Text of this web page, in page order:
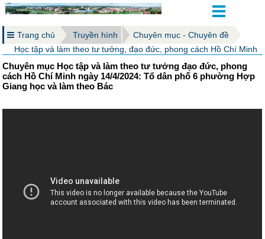
Trang chủ Truyền hình
Chuyên mục - Chuyên đề
Học tập và làm theo tư tưởng, đạo đức, phong cách Hồ Chí Minh
Chuyên mục Học tập và làm theo tư tưởng đạo đức, phong
cách Hồ Chí Minh ngày 14/4/2024: Tổ dân phố 6 phường Hợp
Giang học và làm theo Bác